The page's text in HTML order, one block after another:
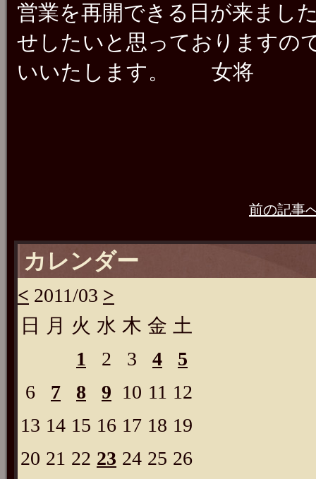
営業を再開できる日が来まし
せしたいと思っておりますの
いいたします。 女将
前の記事
カレンダー
< 2011/03 >
日
月 火 水 木 金 土
1
2 3 4
5
6
7 8 9 10 11 12
13 14 15 16 17 18 19
20 21 22 23 24 25 26